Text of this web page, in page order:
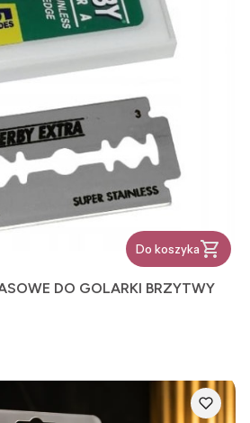
Do koszyka
DO GOLARKI BRZYTWY